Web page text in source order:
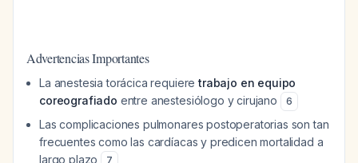
Advertencias Importantes
La anestesia torácica requieretrabajo en equipo
coreografiado entre anestesiólogo y cirujano 6
Las complicaciones pulmonares postoperatorias son tan
frecuentes como las cardíacas y predicen mortalidad a
largo plazo
7